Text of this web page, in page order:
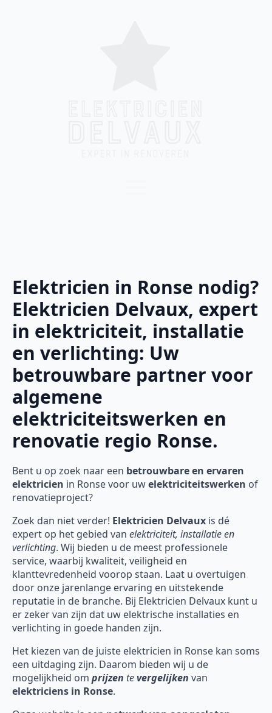
Elektricien in Ronse nodig?
Elektricien Delvaux, expert
in elektriciteit, installatie
en verlichting: Uw
betrouwbare partner voor
algemene
elektriciteitswerken en
renovatie regio Ronse.
Bent u op zoek naar een betrouwbare en ervaren
elektricien in Ronse voor uwelektriciteitswerken of
renovatieproject?
Zoek dan niet verder! Elektricien Delvaux is dé
expert op het gebied van elektriciteit, installatie en
verlichting. Wij bieden u de meest professionele
service, waarbij kwaliteit, veiligheid en
klanttevredenheid voorop staan. Laat u overtuigen
door onze jarenlange ervaring en uitstekende
reputatie in de branche. Bij Elektricien Delvaux kunt u
er zeker van zijn dat uw elektrische installaties en
verlichting in goede handen zijn.
Het kiezen van de juiste elektricien in Ronse kan soms
een uitdaging zijn. Daarom bieden wij u de
mogelijkheid om prijzen tevergelijken van
elektriciens in Ronse.